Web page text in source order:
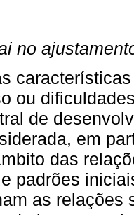
no
ou
de
em
das
padrões
as relações